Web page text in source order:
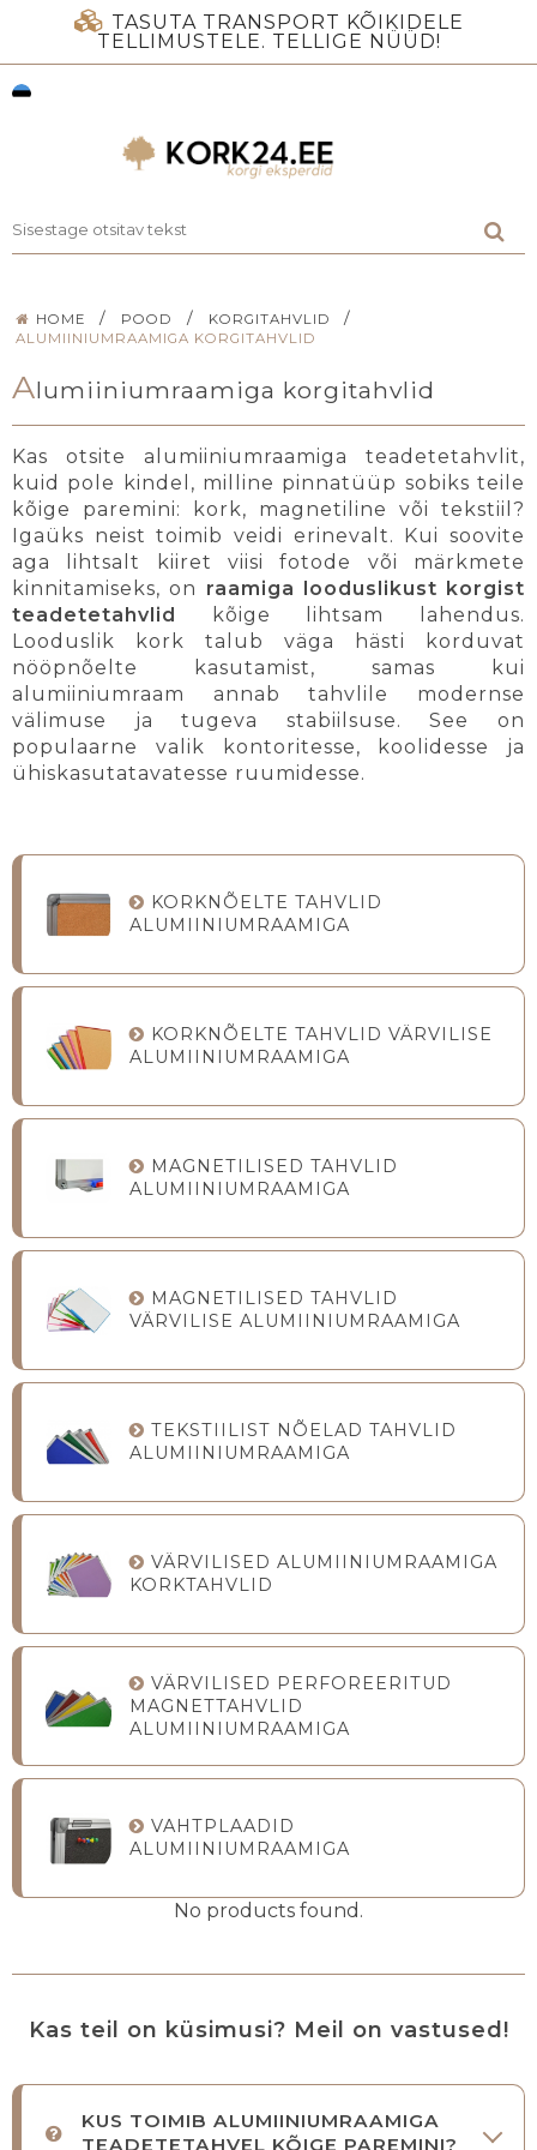
TASUTA TRANSPORT KÕIKIDELE
TELLIMUSTELE. TELLIGE NÜÜD!
HOME / POOD / KORGITAHVLID /
ALUMIINIUMRAAMIGA KORGITAHVLID
Alumiiniumraamiga korgitahvlid
Kas otsite alumiiniumraamiga teadetetahvlit,
kuid pole kindel, milline pinnatüüp sobiks teile
kõige paremini: kork, magnetiline või tekstiil?
Igaüks neist toimib veidi erinevalt. Kui soovite
aga lihtsalt kiiret viisi fotode või märkmete
kinnitamiseks, on raamiga looduslikust korgist
teadetetahvlid
kõige lihtsam lahendus.
Looduslik kork talub väga hästi korduvat
nööpnõelte kasutamist, samas kui
alumiiniumraam annab tahvlile modernse
välimuse ja tugeva stabiilsuse. See on
populaarne valik kontoritesse, koolidesse ja
ühiskasutatavatesse ruumidesse.
KORKNÕELTE TAHVLID
ALUMIINIUMRAAMIGA
KORKNÕELTE TAHVLID VÄRVILISE
ALUMIINIUMRAAMIGA
MAGNETILISED TAHVLID
ALUMIINIUMRAAMIGA
MAGNETILISED TAHVLID
VÄRVILISE ALUMIINIUMRAAMIGA
TEKSTIILIST NÕELAD TAHVLID
ALUMIINIUMRAAMIGA
VÄRVILISED ALUMIINIUMRAAMIGA
KORKTAHVLID
VÄRVILISED PERFOREERITUD
MAGNETTAHVLID
ALUMIINIUMRAAMIGA
VAHTPLAADID
ALUMIINIUMRAAMIGA
No products found.
Kas teil on küsimusi? Meil on vastused!
KUS TOIMIB ALUMIINIUMRAAMIGA
TEADETETAHVEL KÕIGE PAREMINI?